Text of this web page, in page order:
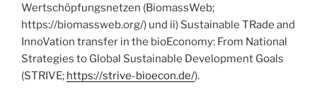
Wertschöpfungsnetzen (BiomassWeb;
https://biomassweb.org/) und ii) Sustainable TRade and
InnoVation transfer in the bioEconomy: From National
Strategies to Global Sustainable Development Goals
(STRIVE; https://strive-bioecon.de/).